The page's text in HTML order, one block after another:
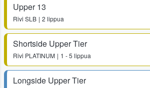
Upper 13
Rivi SLB 2 lippua
Shortside Upper Tier
Rivi PLATINUM 1 - 5 lippua
Longside Upper Tier